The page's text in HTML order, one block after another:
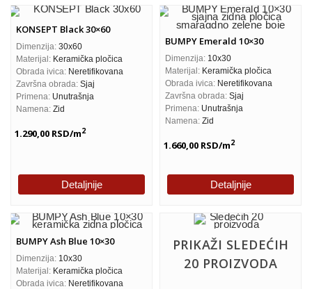
KONSEPT Black 30×60
Dimenzija: 30x60
Materijal: Keramička pločica
Obrada ivica: Neretifikovana
Završna obrada: Sjaj
Primena: Unutrašnja
Namena: Zid
1.290,00 RSD/m2
Detaljnije
BUMPY Emerald 10×30
Dimenzija: 10x30
Materijal: Keramička pločica
Obrada ivica: Neretifikovana
Završna obrada: Sjaj
Primena: Unutrašnja
Namena: Zid
1.660,00 RSD/m2
Detaljnije
BUMPY Ash Blue 10×30
Dimenzija: 10x30
Materijal: Keramička pločica
Obrada ivica: Neretifikovana
PRIKAŽI SLEDEĆIH
20 PROIZVODA